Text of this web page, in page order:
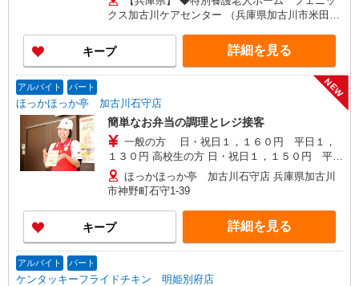
【エリア調理師職】 月給270,000円〜320,000円
※試用期間2〜6ヶ月（月給270,000円） ※給与幅
は調理技術・コミュニケーション力による
クス加古川ケアセンター （兵庫県加古川市米田町
田5-3-13） ◆城陽江尻病院 （兵庫県姫路市北条1-
279） 【京都府】 ◆特別養護老人ホーム 塔南の
園 （京都府京都市南区西九条菅田町4-2） ◆住宅
型有料老人ホーム 北野マリアヴィラ （京都府京都
市上京区仁和寺街道千本西入五番町153） ◆特別
養護老人ホーム 西山寮 （京都府京都市西京区大
原野石作町256-1） ◆高齢者福祉施設 西七条
（京都府京都市下京区西七条八幡町29） ◆宇治病
院 （京都府宇治市五ケ庄芝ノ東54-2） 【大阪府】
◆特別養護老人ホーム ぐんげ今城の丘 （大阪府
高槻市郡家本町13-23） ◆住宅型有料老人ホー
【奈良県】 ◆奈良春日病院 （奈良県奈良市鹿野園
町1212-1）
キープ 詳細を見る
アルバイト パート
ほっかほっか亭 加古川石守店
NEW
簡単なお弁当の調理とレジ接客
一般の方 日・祝日１，１６０円 平日１，
１３０円 高校生の方 日・祝日１，１５０円 平日
１，１２０円
ほっかほっか亭 加古川石守店 兵庫県加古川
市神野町石守1-39
キープ 詳細を見る
アルバイト パート
ケンタッキーフライドチキン 明姫別府店